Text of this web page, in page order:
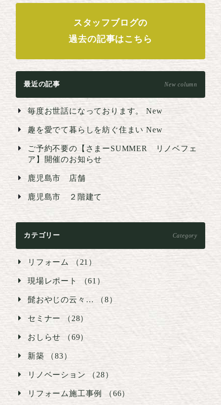
スタッフブログの
過去の記事はこちら
最近の記事 New column
毎度お世話になっております。New
趣を愛でて暮らしを紡ぐ住まいNew
ご予約不要の【さまーSUMMER リノベフェ
ア】開催のお知らせ
鹿児島市 店舗
鹿児島市 ２階建て
カテゴリー Category
リフォーム （21）
現場レポート （61）
髭おやじの云々… （8）
セミナー （28）
おしらせ （69）
新築 （83）
リノベーション （28）
リフォーム施工事例 （66）